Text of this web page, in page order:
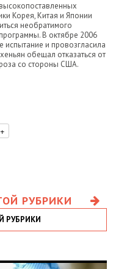
Корея, Китая и Японии
необратимого
В октябре 2006
и провозгласила
обещал отказаться от
со стороны США.
РУБРИКИ
РУБРИКИ